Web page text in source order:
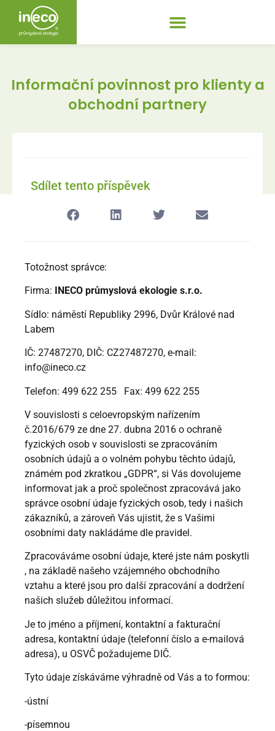
Informační povinnost pro klienty a
obchodní partnery
Sdílet tento příspěvek
Totožnost správce:
Firma: INECO průmyslová ekologie s.r.o.
Sídlo: náměstí Republiky 2996, Dvůr Králové nad
Labem
IČ: 27487270, DIČ: CZ27487270, e-mail:
info@ineco.cz
Telefon: 499 622 255 Fax: 499 622 255
V souvislosti s celoevropským nařízením
č.2016/679 ze dne 27. dubna 2016 o ochraně
fyzických osob v souvislosti se zpracováním
osobních údajů a o volném pohybu těchto údajů,
známém pod zkratkou „GDPR“, si Vás dovolujeme
informovat jak a proč společnost zpracovává jako
správce osobní údaje fyzických osob, tedy i našich
zákazníků, a zároveň Vás ujistit, že s Vašimi
osobními daty nakládáme dle pravidel.
Zpracováváme osobní údaje, které jste nám poskytli
, na základě našeho vzájemného obchodního
vztahu a které jsou pro další zpracování a dodržení
našich služeb důležitou informací.
Je to jméno a příjmení, kontaktní a fakturační
adresa, kontaktní údaje (telefonní číslo a e-mailová
adresa), u OSVČ požadujeme DIČ.
Tyto údaje získáváme výhradně od Vás a to formou:
-ústní
-písemnou